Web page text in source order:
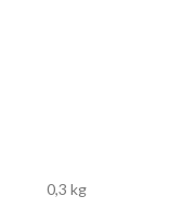
0,3 kg